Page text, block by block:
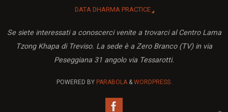
DATA DHARMA PRACTICE
Se siete interessati a conoscerci venite a trovarci al Centro Lama
Tzong Khapa di Treviso. La sede è a Zero Branco (TV) in via
Peseggiana 31 angolo via Tessarotti.
POWERED BY PARABOLA& WORDPRESS.